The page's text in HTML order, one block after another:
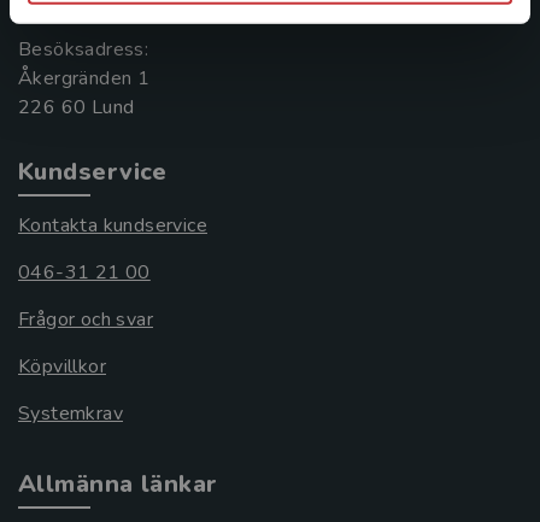
Besöksadress:
Åkergränden 1
Kundservice
Kontakta kundservice
046-31 21 00
Frågor och svar
Köpvillkor
Systemkrav
Allmänna länkar